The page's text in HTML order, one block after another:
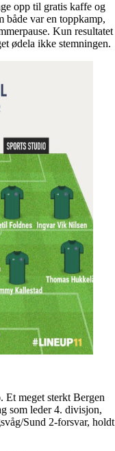
opp til gratis kaffe og
både var en toppkamp,
Kun resultatet
ødela ikke stemningen.
Et meget sterkt Bergen
som leder 4. divisjon,
Sund 2-forsvar, holdt